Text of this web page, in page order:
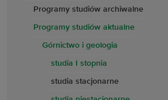
Programy studiów archiwalne
Programy studiów aktualne
Górnictwo i geologia
studia I stopnia
studia stacjonarne